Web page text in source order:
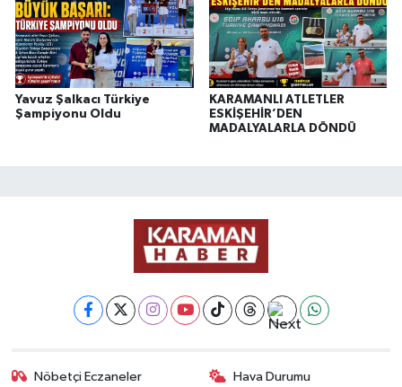
Yavuz Şalkacı Türkiye
Şampiyonu Oldu
KARAMANLI ATLETLER
ESKİŞEHİR’DEN
MADALYALARLA DÖNDÜ
Nöbetçi Eczaneler Hava Durumu